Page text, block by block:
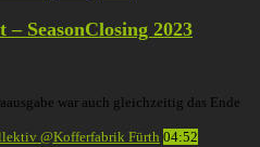
SeasonClosing 2023
war auch gleichzeitig das Ende
04:52